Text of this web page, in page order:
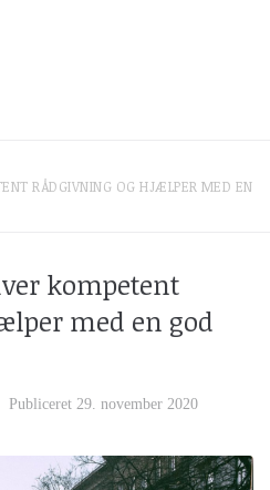
RÅDGIVNING OG HJÆLPER MED EN
kompetent
med en god
Publiceret 29. november 2020